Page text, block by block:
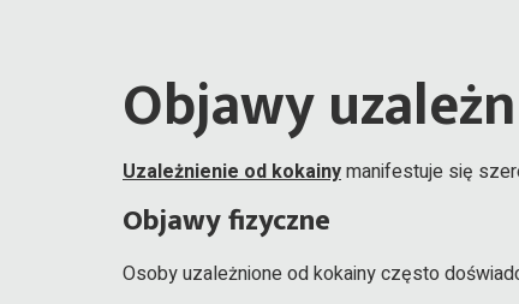
Objawy
Uzależnienie od kokainymanifestuje się
Objawy fizyczne
Osoby uzależnione od kokainy często